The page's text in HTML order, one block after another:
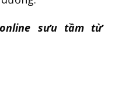
sưu tầm từ